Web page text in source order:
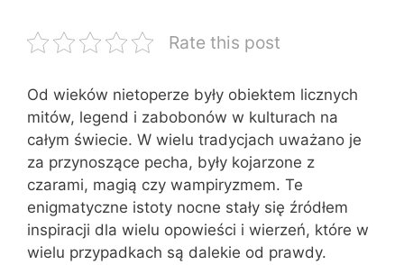
Rate this post
Od wieków nietoperze były obiektem licznych
mitów, legend i zabobonów w kulturach na
całym świecie. W wielu tradycjach uważano je
za przynoszące pecha, były kojarzone z
czarami, magią czy wampiryzmem. Te
enigmatyczne istoty nocne stały się źródłem
inspiracji dla wielu opowieści i wierzeń, które w
wielu przypadkach są dalekie od prawdy.